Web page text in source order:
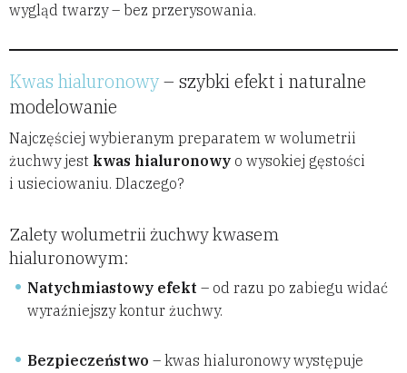
wygląd twarzy – bez przerysowania.
Kwas hialuronowy– szybki efekt i naturalne
modelowanie
Najczęściej wybieranym preparatem w wolumetrii
żuchwy jest kwas hialuronowy o wysokiej gęstości
i usieciowaniu. Dlaczego?
Zalety wolumetrii żuchwy kwasem
hialuronowym:
Natychmiastowy efekt – od razu po zabiegu widać
wyraźniejszy kontur żuchwy.
Bezpieczeństwo – kwas hialuronowy występuje